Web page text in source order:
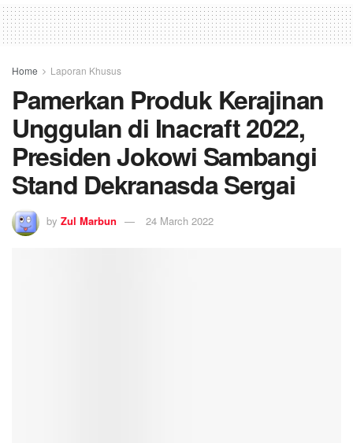
Home Laporan Khusus
Pamerkan Produk Kerajinan
Unggulan di Inacraft 2022,
Presiden Jokowi Sambangi
Stand Dekranasda Sergai
by Zul Marbun 24 March 2022